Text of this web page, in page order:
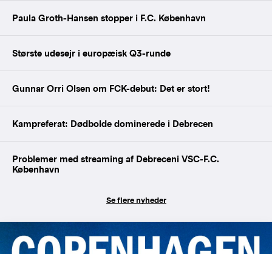
Paula Groth-Hansen stopper i F.C. København
Største udesejr i europæisk Q3-runde
Gunnar Orri Olsen om FCK-debut: Det er stort!
Kampreferat: Dødbolde dominerede i Debrecen
Problemer med streaming af Debreceni VSC-F.C.
København
Se flere nyheder